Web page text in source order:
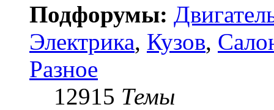
Подфорумы:
Электрика, Кузов,
Разное
12915 Темы